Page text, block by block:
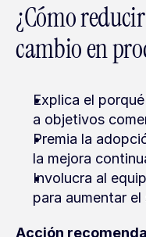
¿Cómo
cambio en
Explica el
a objetivos
Premia la
la mejora
Involucra al
para aumentar
Acción